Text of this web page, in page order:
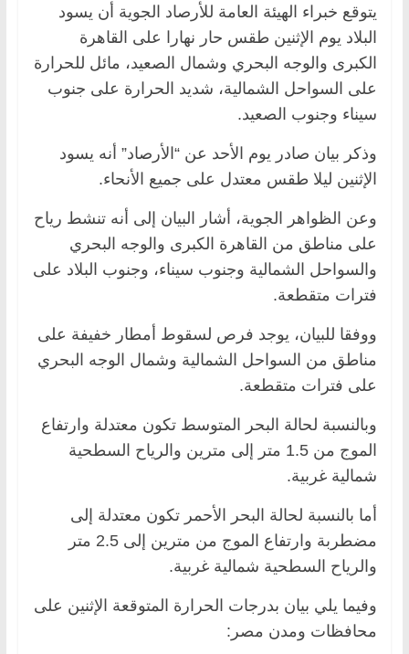
يتوقع خبراء الهيئة العامة للأرصاد الجوية أن يسود
البلاد يوم الإثنين طقس حار نهارا على القاهرة
الكبرى والوجه البحري وشمال الصعيد، مائل للحرارة
على السواحل الشمالية، شديد الحرارة على جنوب
سيناء وجنوب الصعيد.
وذكر بيان صادر يوم الأحد عن “الأرصاد” أنه يسود
الإثنين ليلا طقس معتدل على جميع الأنحاء.
وعن الظواهر الجوية، أشار البيان إلى أنه تنشط رياح
على مناطق من القاهرة الكبرى والوجه البحري
والسواحل الشمالية وجنوب سيناء، وجنوب البلاد على
فترات متقطعة.
ووفقا للبيان، يوجد فرص لسقوط أمطار خفيفة على
مناطق من السواحل الشمالية وشمال الوجه البحري
على فترات متقطعة.
وبالنسبة لحالة البحر المتوسط تكون معتدلة وارتفاع
الموج من 1.5 متر إلى مترين والرياح السطحية
شمالية غربية.
أما بالنسبة لحالة البحر الأحمر تكون معتدلة إلى
مضطربة وارتفاع الموج من مترين إلى 2.5 متر
والرياح السطحية شمالية غربية.
وفيما يلي بيان بدرجات الحرارة المتوقعة الإثنين على
محافظات ومدن مصر: